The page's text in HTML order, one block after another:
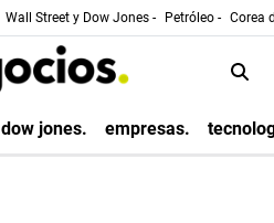
Wall Street y Dow Jones - Petróleo - Corea
dow jones. empresas.